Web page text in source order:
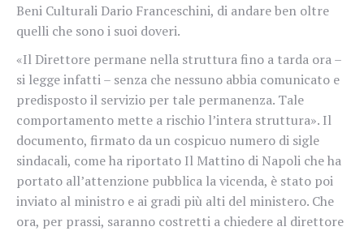
Beni Culturali Dario Franceschini, di andare ben oltre
quelli che sono i suoi doveri.
«Il Direttore permane nella struttura fino a tarda ora –
si legge infatti – senza che nessuno abbia comunicato e
predisposto il servizio per tale permanenza. Tale
comportamento mette a rischio l’intera struttura». Il
documento, firmato da un cospicuo numero di sigle
sindacali, come ha riportato Il Mattino di Napoli che ha
portato all’attenzione pubblica la vicenda, è stato poi
inviato al ministro e ai gradi più alti del ministero. Che
ora, per prassi, saranno costretti a chiedere al direttore